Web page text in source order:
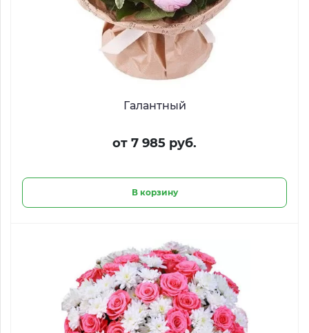
Галантный
от 7 985 руб.
В корзину